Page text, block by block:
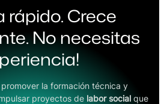
rápido. Crece
No necesitas
la formación técnica y
proyectos de labor socialque